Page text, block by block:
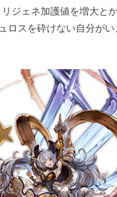
ジェネ加護値を増大と
ロスを砕けない自分がい